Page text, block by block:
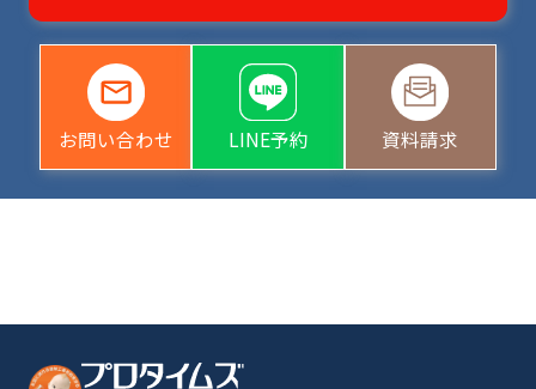
お問い合わせ LINE予約 資料請求